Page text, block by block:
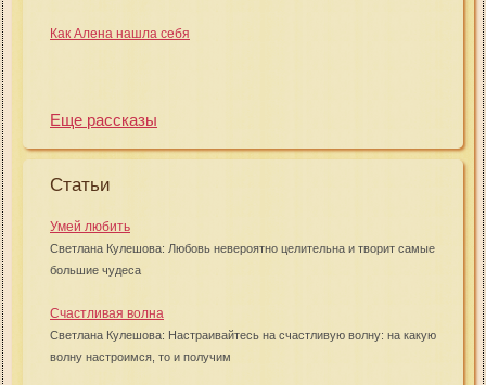
Как Алена нашла себя
Еще рассказы
Статьи
Умей любить
Светлана Кулешова: Любовь невероятно целительна и творит самые
большие чудеса
Счастливая волна
Светлана Кулешова: Настраивайтесь на счастливую волну: на какую
волну настроимся, то и получим